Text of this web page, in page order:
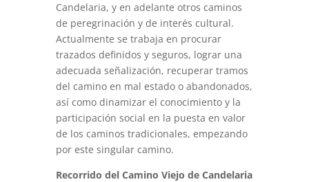
Candelaria, y en adelante otros caminos
de peregrinación y de interés cultural.
Actualmente se trabaja en procurar
trazados definidos y seguros, lograr una
adecuada señalización, recuperar tramos
del camino en mal estado o abandonados,
así como dinamizar el conocimiento y la
participación social en la puesta en valor
de los caminos tradicionales, empezando
por este singular camino.
Recorrido del Camino Viejo de Candelaria